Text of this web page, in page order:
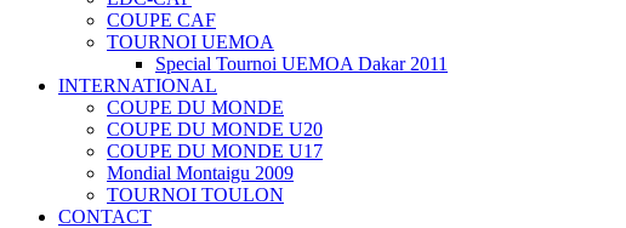
COUPE CAF
TOURNOI UEMOA
Special Tournoi UEMOA Dakar 2011
INTERNATIONAL
COUPE DU MONDE
COUPE DU MONDE U20
COUPE DU MONDE U17
Mondial Montaigu 2009
TOURNOI TOULON
CONTACT